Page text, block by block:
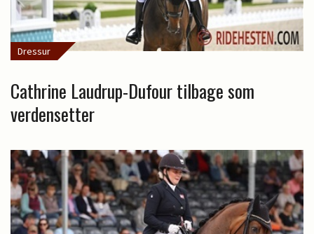
Dressur
Cathrine Laudrup-Dufour tilbage som
verdensetter